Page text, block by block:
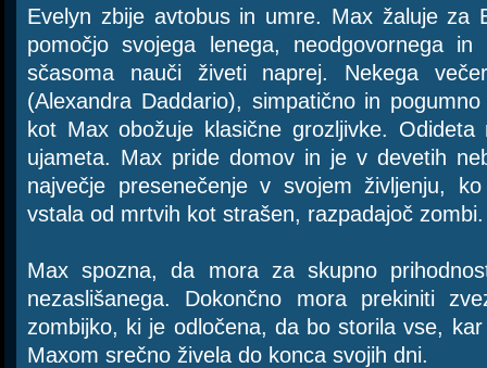
Evelyn zbije avtobus in umre. Max žaluje za
pomočjo svojega lenega, neodgovornega in
sčasoma nauči živeti naprej. Nekega
(Alexandra Daddario), simpatično in
kot Max obožuje klasične grozljivke.
ujameta. Max pride domov in je v devetih
največje presenečenje v svojem življenju,
vstala od mrtvih kot strašen, razpadajoč zombi.
Max spozna, da mora za skupno
nezaslišanega. Dokončno mora prekiniti
zombijko, ki je odločena, da bo storila vse,
Maxom srečno živela do konca svojih dni.